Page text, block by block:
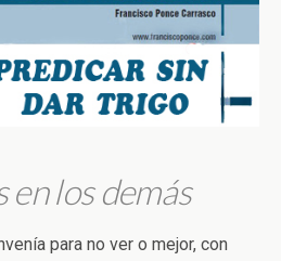
en los demás
para no ver o mejor, con